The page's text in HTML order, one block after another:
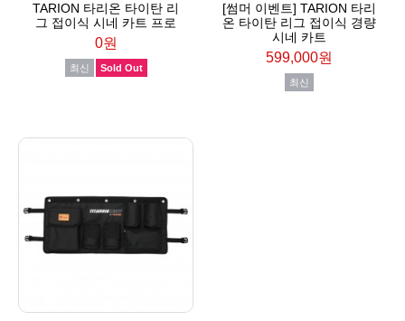
TARION 타리온 타이탄 리
그 접이식 시네 카트 프로
0원
최신 Sold Out
[썸머 이벤트] TARION 타리
온 타이탄 리그 접이식 경량
시네 카트
599,000원
최신